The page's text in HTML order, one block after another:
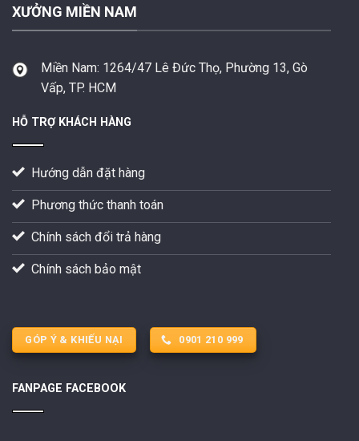
XƯỞNG MIỀN NAM
Miền Nam: 1264/47 Lê Đức Thọ, Phường 13, Gò
Vấp, TP. HCM
HỖ TRỢ KHÁCH HÀNG
Hướng dẫn đặt hàng
Phương thức thanh toán
Chính sách đổi trả hàng
Chính sách bảo mật
GÓP Ý & KHIẾU NẠI 0901 210 999
FANPAGE FACEBOOK